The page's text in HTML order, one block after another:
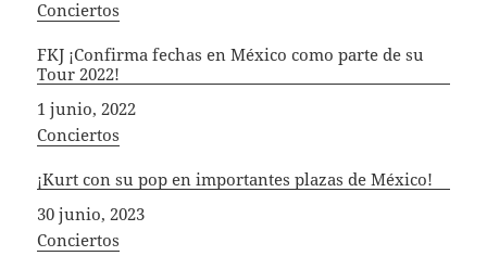
In relation to
Conciertos
FKJ ¡Confirma fechas en México como parte de su
Tour 2022!
Fecha
1 junio, 2022
In relation to
Conciertos
¡Kurt con su pop en importantes plazas de México!
Fecha
30 junio, 2023
In relation to
Conciertos